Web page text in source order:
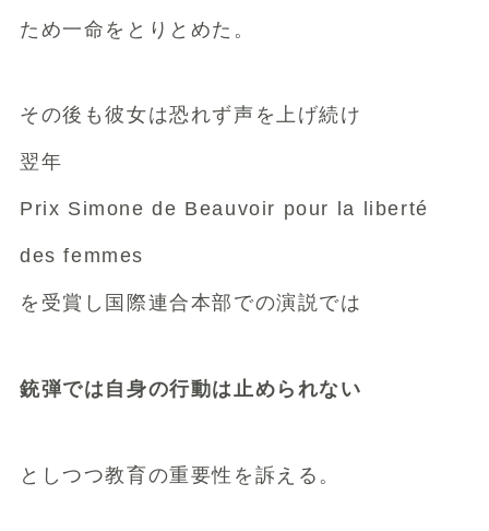
ため一命をとりとめた。
その後も彼女は恐れず声を上げ続け
翌年
Prix Simone de Beauvoir pour la liberté
des femmes
を受賞し国際連合本部での演説では
銃弾では自身の行動は止められない
としつつ教育の重要性を訴える。